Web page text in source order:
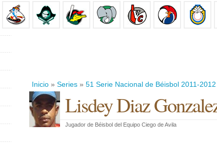
Inicio » Series » 51 Serie Nacional de Béisbol 2011-2012
Lisdey Diaz
Jugador de Béisbol del Equipo Ciego de Avila